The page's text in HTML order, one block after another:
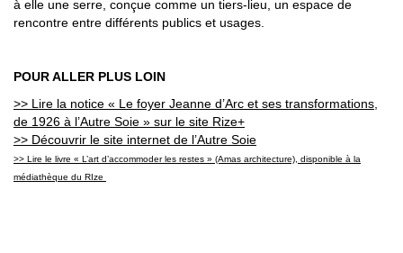
à elle une serre, conçue comme un tiers-lieu, un espace de
rencontre entre différents publics et usages.
POUR ALLER PLUS LOIN
>> Lire la notice « Le foyer Jeanne d’Arc et ses transformations,
de 1926 à l’Autre Soie » sur le site Rize+
>> Découvrir le site internet de l’Autre Soie
>> Lire le livre « L’art d’accommoder les restes » (Amas architecture), disponible à la
médiathèque du RIze